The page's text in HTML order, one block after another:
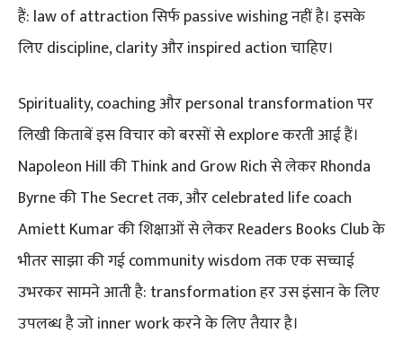
हैं: law of attraction सिर्फ passive wishing नहीं है। इसके
लिए discipline, clarity और inspired action चाहिए।
Spirituality, coaching और personal transformation पर
लिखी किताबें इस विचार को बरसों से explore करती आई हैं।
Napoleon Hill की Think and Grow Rich से लेकर Rhonda
Byrne की The Secret तक, और celebrated life coach
Amiett Kumar की शिक्षाओं से लेकर Readers Books Club के
भीतर साझा की गई community wisdom तक एक सच्चाई
उभरकर सामने आती है: transformation हर उस इंसान के लिए
उपलब्ध है जो inner work करने के लिए तैयार है।